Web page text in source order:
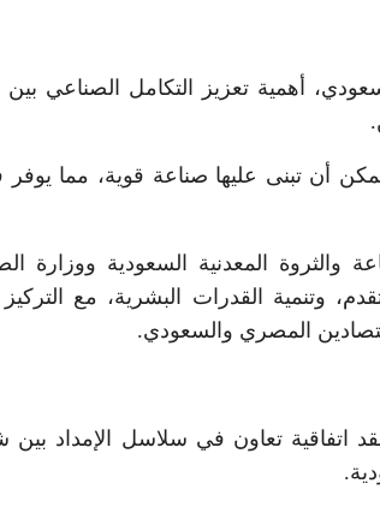
أهمية تعزيز التكامل الصناعي
أن تبنى عليها صناعة قوية، مما يوفر
المعدنية السعودية ووزارة
وتنمية القدرات البشرية، مع
المصري والسعودي.
اتفاقية تعاون في سلاسل الإمداد بين